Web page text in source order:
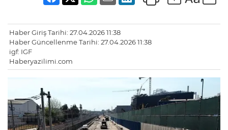
Haber Giriş Tarihi: 27.04.2026 11:38
Haber Güncellenme Tarihi: 27.04.2026 11:38
igf: IGF
Haberyazilimi.com